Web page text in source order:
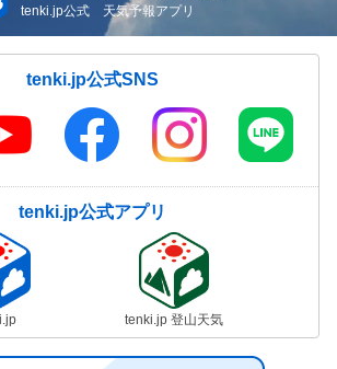
tenki.jp公式 天気予報アプリ
tenki.jp公式SNS
tenki.jp公式アプリ
tenki.jp 登山天気